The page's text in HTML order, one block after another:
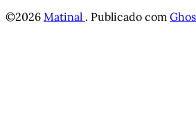
©2026 Matinal . Publicado com